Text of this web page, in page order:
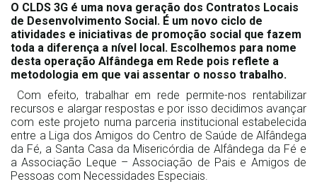
O CLDS 3G é uma nova geração dos Contratos Locais
de Desenvolvimento Social. É um novo ciclo de
atividades e iniciativas de promoção social que fazem
toda a diferença a nível local. Escolhemos para nome
desta operação Alfândega em Rede pois reflete a
metodologia em que vai assentar o nosso trabalho.
Com efeito, trabalhar em rede permite-nos rentabilizar
recursos e alargar respostas e por isso decidimos avançar
com este projeto numa parceria institucional estabelecida
entre a Liga dos Amigos do Centro de Saúde de Alfândega
da Fé, a Santa Casa da Misericórdia de Alfândega da Fé e
a Associação Leque – Associação de Pais e Amigos de
Pessoas com Necessidades Especiais.